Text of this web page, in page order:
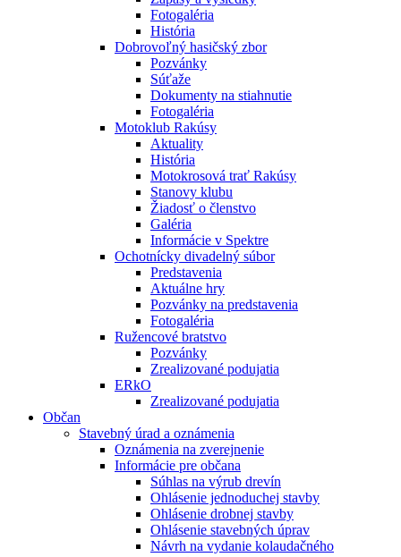
Fotogaléria
História
Dobrovoľný hasičský zbor
Pozvánky
Súťaže
Dokumenty na stiahnutie
Fotogaléria
Motoklub Rakúsy
Aktuality
História
Motokrosová trať Rakúsy
Stanovy klubu
Žiadosť o členstvo
Galéria
Informácie v Spektre
Ochotnícky divadelný súbor
Predstavenia
Aktuálne hry
Pozvánky na predstavenia
Fotogaléria
Ružencové bratstvo
Pozvánky
Zrealizované podujatia
ERkO
Zrealizované podujatia
Občan
Stavebný úrad a oznámenia
Oznámenia na zverejnenie
Informácie pre občana
Súhlas na výrub drevín
Ohlásenie jednoduchej stavby
Ohlásenie drobnej stavby
Ohlásenie stavebných úprav
Návrh na vydanie kolaudačného